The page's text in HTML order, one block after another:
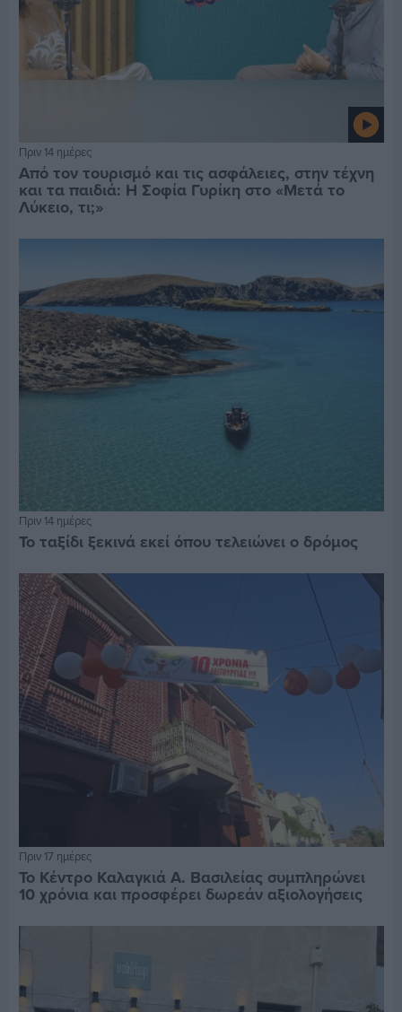
Πριν 14 ημέρες
Από τον τουρισμό και τις ασφάλειες, στην τέχνη
και τα παιδιά: Η Σοφία Γυρίκη στο «Μετά το
Λύκειο, τι;»
Πριν 14 ημέρες
Το ταξίδι ξεκινά εκεί όπου τελειώνει ο δρόμος
Πριν 17 ημέρες
Το Κέντρο Καλαγκιά Α. Βασιλείας συμπληρώνει
10 χρόνια και προσφέρει δωρεάν αξιολογήσεις